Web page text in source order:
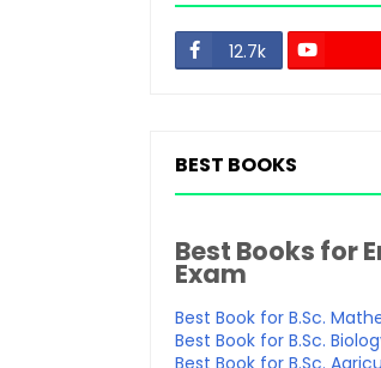
12.7k
BEST BOOKS
Best Books for
Exam
Best Book for B.Sc.
Best Book for B.Sc.
Best Book for B.Sc.